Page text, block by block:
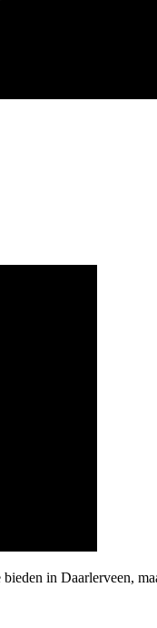
in Daarlerveen,